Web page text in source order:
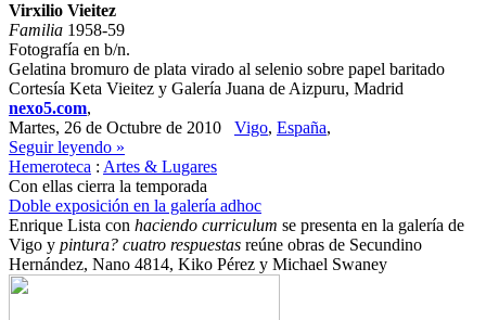
Virxilio Vieitez
Familia 1958-59
Fotografía en b/n.
Gelatina bromuro de plata virado al selenio sobre papel baritado
Cortesía Keta Vieitez y Galería Juana de Aizpuru, Madrid
nexo5.com,
Martes, 26 de Octubre de 2010 Vigo, España,
Seguir leyendo »
Hemeroteca : Artes & Lugares
Con ellas cierra la temporada
Doble exposición en la galería adhoc
Enrique Lista con haciendo curriculum se presenta en la galería de
Vigo y pintura? cuatro respuestas reúne obras de Secundino
Hernández, Nano 4814, Kiko Pérez y Michael Swaney